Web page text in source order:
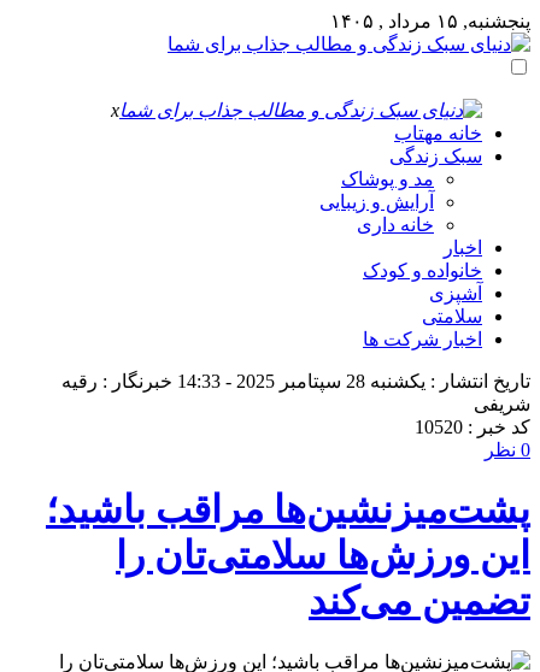
پنجشنبه, ۱۵ مرداد , ۱۴۰۵
x
خانه مهتاب
سبک زندگی
مد و پوشاک
آرایش و زیبایی
خانه داری
اخبار
خانواده و کودک
آشپزی
سلامتی
اخبار شرکت ها
تاریخ انتشار : یکشنبه 28 سپتامبر 2025 - 14:33
خبرنگار : رقیه
شریفی
کد خبر : 10520
0 نظر
پشت‌میزنشین‌ها مراقب باشید؛
این ورزش‌ها سلامتی‌تان را
تضمین می‌کند